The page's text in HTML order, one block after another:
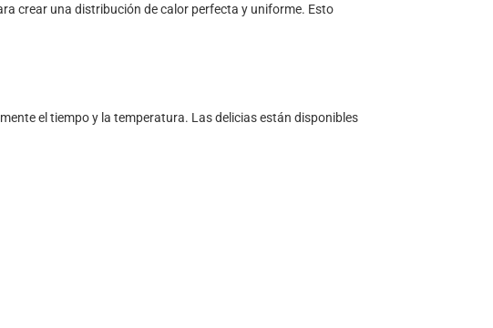
crear una distribución de calor perfecta y uniforme. Esto
el tiempo y la temperatura. Las delicias están disponibles